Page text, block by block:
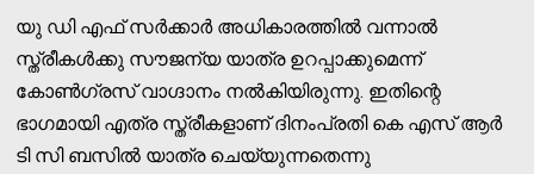
യു ഡി എഫ് സർക്കാർ അധികാരത്തിൽ വന്നാൽ
സ്ത്രീകൾക്കു സൗജന്യ യാത്ര ഉറപ്പാക്കുമെന്ന്
കോൺഗ്രസ് വാഗ്ദാനം നൽകിയിരുന്നു. ഇതിന്റെ
ഭാഗമായി എത്ര സ്ത്രീകളാണ് ദിനംപ്രതി കെ എസ് ആർ
ടി സി ബസിൽ യാത്ര ചെയ്യുന്നതെന്നു